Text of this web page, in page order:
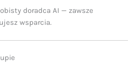
doradca AI — zawsze
wsparcia.